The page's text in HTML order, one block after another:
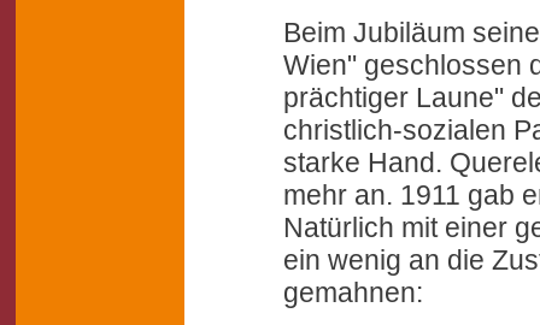
Beim Jubiläum
Wien" geschlossen
prächtiger Laune"
christlich-sozialen
starke Hand.
mehr an. 1911 gab
Natürlich mit einer
ein wenig an die
gemahnen: